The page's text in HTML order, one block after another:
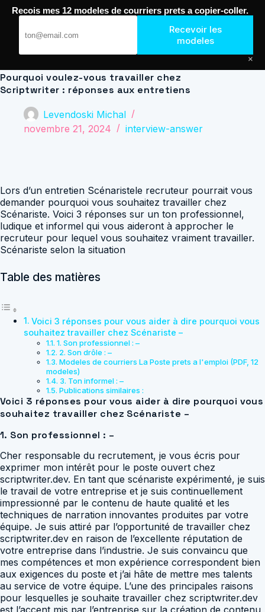
Passer
Pourquoi voulez-vous travailler chez
Scriptwriter : réponses aux entretiens
Levendoski Michal
novembre 21, 2024
interview-answer
Lors d’un entretien Scénaristele recruteur pourrait vous
demander pourquoi vous souhaitez travailler chez
Scénariste. Voici 3 réponses sur un ton professionnel,
ludique et informel qui vous aideront à approcher le
recruteur pour lequel vous souhaitez vraiment travailler.
Scénariste selon la situation
Table des matières
Voici 3 réponses pour vous aider à dire pourquoi vous
souhaitez travailler chez Scénariste –
1. Son professionnel : –
2. Son drôle : –
Modeles de courriers La Poste prets a l'emploi (PDF, 12
modeles)
3. Ton informel : –
Publications similaires :
Voici 3 réponses pour vous aider à dire pourquoi vous
souhaitez travailler chez Scénariste –
1. Son professionnel : –
Cher responsable du recrutement, je vous écris pour
exprimer mon intérêt pour le poste ouvert chez
scriptwriter.dev. En tant que scénariste expérimenté, je suis
le travail de votre entreprise et je suis continuellement
impressionné par le contenu de haute qualité et les
techniques de narration innovantes produites par votre
équipe. Je suis attiré par l’opportunité de travailler chez
scriptwriter.dev en raison de l’excellente réputation de
votre entreprise dans l’industrie. Je suis convaincu que
mes compétences et mon expérience correspondent bien
aux exigences du poste et j’ai hâte de mettre mes talents
au service de votre équipe. L’une des principales raisons
pour lesquelles je souhaite travailler chez scriptwriter.dev
Recois mes 12 modeles de courriers prets a copier-coller.
Recevoir les
modeles
×